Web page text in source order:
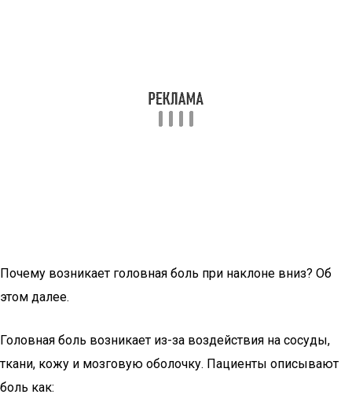
Почему возникает головная боль при наклоне вниз? Об
этом далее.
Головная боль возникает из-за воздействия на сосуды,
ткани, кожу и мозговую оболочку. Пациенты описывают
боль как: